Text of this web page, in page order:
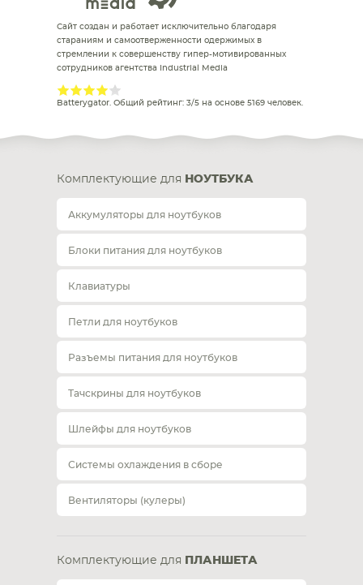
Сайт создан и работает исключительно благодаря
стараниям и самоотверженности одержимых в
стремлении к совершенству гипер-мотивированных
сотрудников агентства Industrial Media
Batterygator. Общий рейтинг: 3/5 на основе 5169 человек.
Комплектующие для НОУТБУКА
Аккумуляторы для ноутбуков
Блоки питания для ноутбуков
Клавиатуры
Петли для ноутбуков
Разъемы питания для ноутбуков
Тачскрины для ноутбуков
Шлейфы для ноутбуков
Системы охлаждения в сборе
Вентиляторы (кулеры)
Комплектующие для ПЛАНШЕТА